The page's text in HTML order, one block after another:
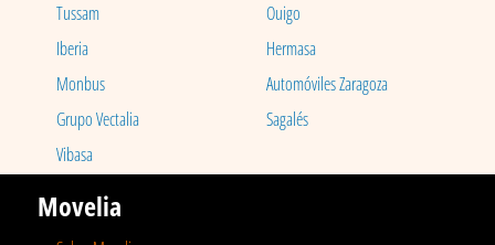
Tussam
Ouigo
Iberia
Hermasa
Monbus
Automóviles Zaragoza
Grupo Vectalia
Sagalés
Vibasa
Movelia